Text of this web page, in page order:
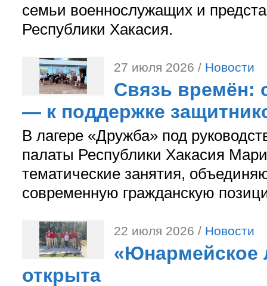
семьи военнослужащих и
Республики Хакасия.
27 июля 2026 / Новости
Связь времён:
— к поддержке
В лагере «Дружба» под
палаты Республики Хакасия
тематические занятия,
современную гражданскую
22 июля 2026 / Новости
«Юнармейское
открыта